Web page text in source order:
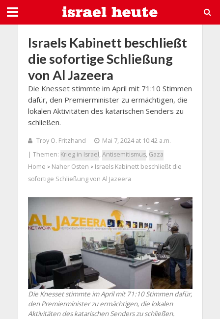
Israels Kabinett beschließt
die sofortige Schließung
von Al Jazeera
Die Knesset stimmte im April mit 71:10 Stimmen
dafür, den Premierminister zu ermächtigen, die
lokalen Aktivitäten des katarischen Senders zu
schließen.
Troy O. Fritzhand
Mai 7, 2024 at 10:42 a.m.
| Themen: Krieg in Israel, Antisemitismus, Gaza
Home > Naher Osten > Israels Kabinett beschließt die
sofortige Schließung von Al Jazeera
Die Knesset stimmte im April mit 71:10 Stimmen dafür,
den Premierminister zu ermächtigen, die lokalen
Aktivitäten des katarischen Senders zu schließen.